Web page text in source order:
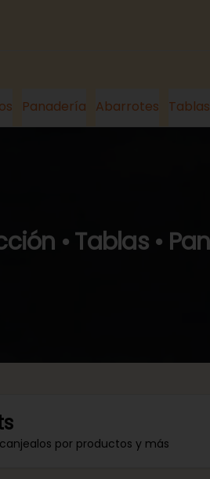
Panadería Abarrotes Tablas
• Tablas •
por productos y más